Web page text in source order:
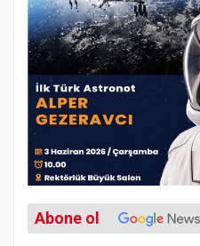
Abone ol